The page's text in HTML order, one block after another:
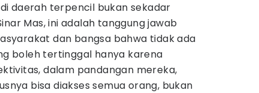
daerah terpencil bukan sekadar
Mas, ini adalah tanggung jawab
dan bangsa bahwa tidak ada
boleh tertinggal hanya karena
dalam pandangan mereka,
bisa diakses semua orang, bukan